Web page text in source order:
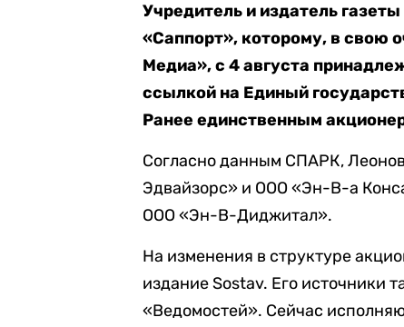
Учредитель и издатель
«Саппорт», которому, в свою
Медиа», с 4 августа
ссылкой на Единый
Ранее единственным
Согласно данным СПАРК,
Эдвайзорс» и ООО «Эн-В-а
ООО «Эн-В-Диджитал».
На изменения в структуре
издание Sostav. Его источники
«Ведомостей». Сейчас